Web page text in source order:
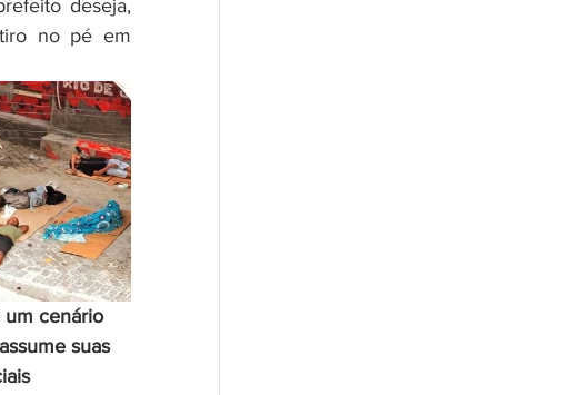
deseja,
no pé em
um cenário
suas